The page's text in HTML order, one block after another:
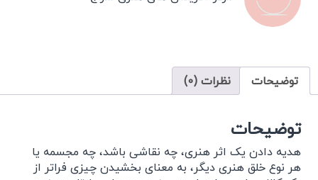
توضیحات نظرات (0)
توضیحات
هدیه دادن یک اثر هنری، چه نقاشی باشد، چه مجسمه یا
هر نوع خلق هنری دیگر، به معنای بخشیدن چیزی فراتر از